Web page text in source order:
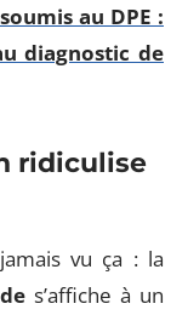
au DPE :
diagnostic de
ridiculise
vu ça : la
s’affiche à un